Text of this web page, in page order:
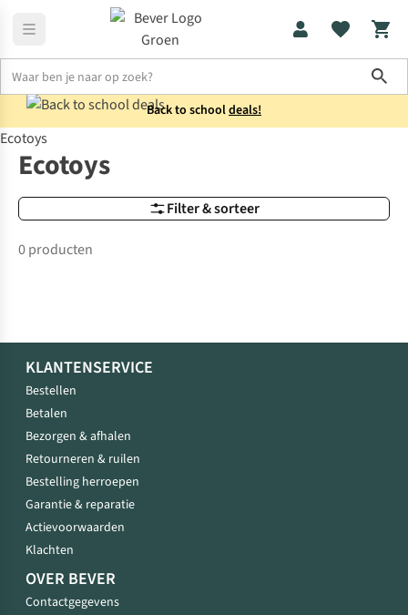
Back to schooldeals!
Merken
Ecotoys
Filter & sorteer
Ecotoys
0 producten
KLANTENSERVICE
Bestellen
Betalen
Bezorgen & afhalen
Retourneren & ruilen
Bestelling herroepen
Garantie & reparatie
Actievoorwaarden
Klachten
OVER BEVER
Contactgegevens